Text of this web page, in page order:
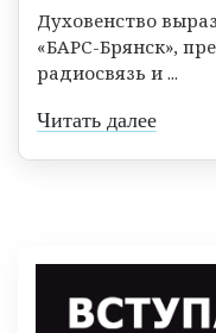
Духовенство
«БАРС-Брянск»,
радиосвязь и ...
Читать далее